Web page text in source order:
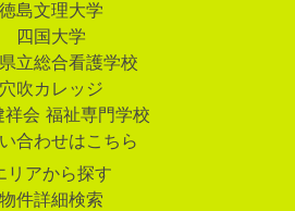
徳島文理大学
四国大学
立総合看護学校
穴吹カレッジ
祥会 福祉専門学校
合わせはこちら
リアから探す
物件詳細検索